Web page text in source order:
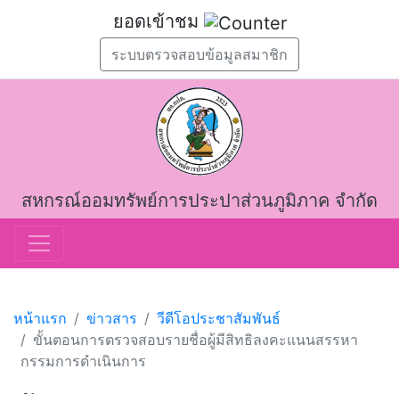
ยอดเข้าชม
ระบบตรวจสอบข้อมูลสมาชิก
สหกรณ์ออมทรัพย์การประปาส่วนภูมิภาค จำกัด
หน้าแรก ข่าวสาร
วีดีโอประชาสัมพันธ์
ขั้นตอนการตรวจสอบรายชื่อผู้มีสิทธิลงคะแนนสรรหา
กรรมการดำเนินการ